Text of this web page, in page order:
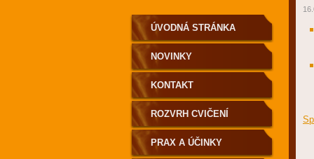
ÚVODNÁ STRÁNKA
NOVINKY
KONTAKT
ROZVRH CVIČENÍ
PRAX A ÚČINKY